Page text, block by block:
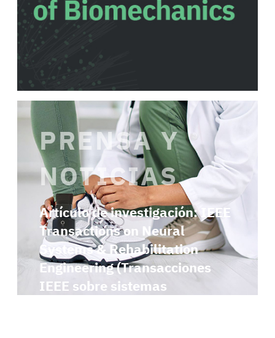
PRENSA Y
NOTICIAS
Artículo de investigación: IEEE
Transactions on Neural
Systems & Rehabilitation
Engineering (Transacciones
IEEE sobre sistemas